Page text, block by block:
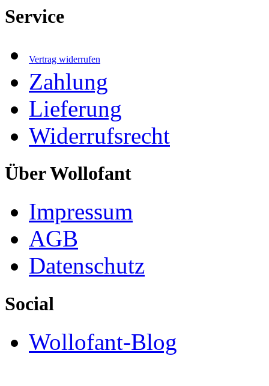
Service
Vertrag widerrufen
Zahlung
Lieferung
Widerrufsrecht
Über Wollofant
Impressum
AGB
Datenschutz
Social
Wollofant-Blog